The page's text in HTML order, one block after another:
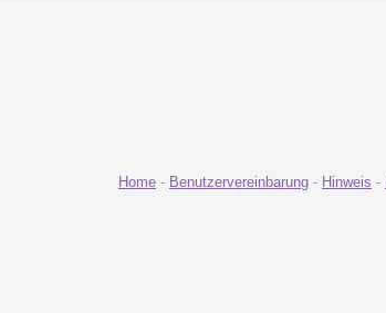
Home - Benutzervereinbarung - Hinweis -